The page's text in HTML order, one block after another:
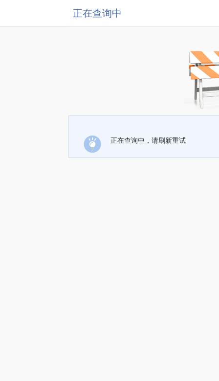
正在查询中
正在查询中，请刷新重试